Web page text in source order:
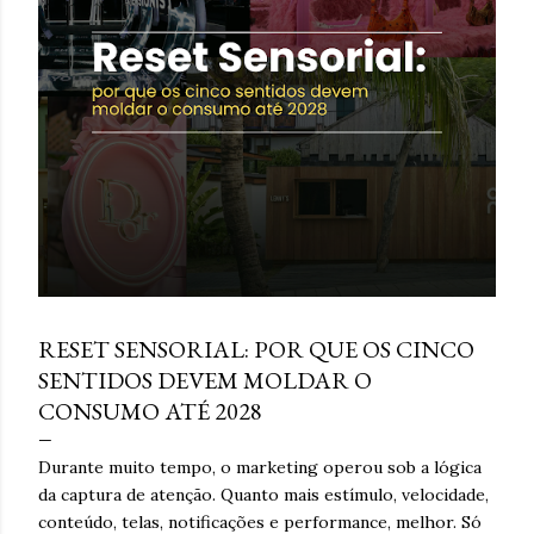
e
n
s
RESET SENSORIAL: POR QUE OS CINCO
SENTIDOS DEVEM MOLDAR O
CONSUMO ATÉ 2028
Durante muito tempo, o marketing operou sob a lógica
da captura de atenção. Quanto mais estímulo, velocidade,
conteúdo, telas, notificações e performance, melhor. Só